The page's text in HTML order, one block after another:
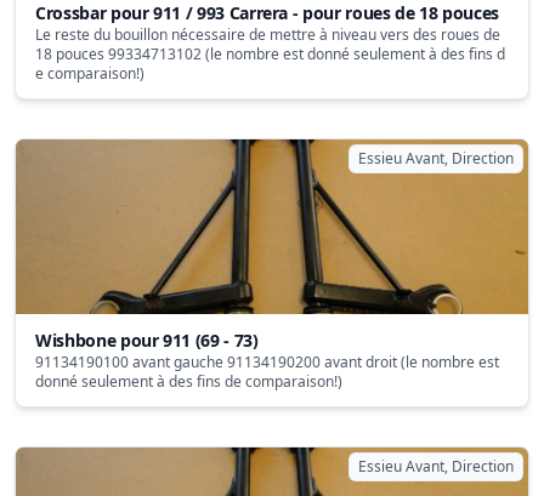
Crossbar pour 911 / 993 Carrera - pour roues de 18 pouces
Le reste du bouillon nécessaire de mettre à niveau vers des roues de
18 pouces 99334713102 (le nombre est donné seulement à des fins d
e comparaison!)
Essieu Avant, Direction
Wishbone pour 911 (69 - 73)
91134190100 avant gauche 91134190200 avant droit (le nombre est
donné seulement à des fins de comparaison!)
Essieu Avant, Direction